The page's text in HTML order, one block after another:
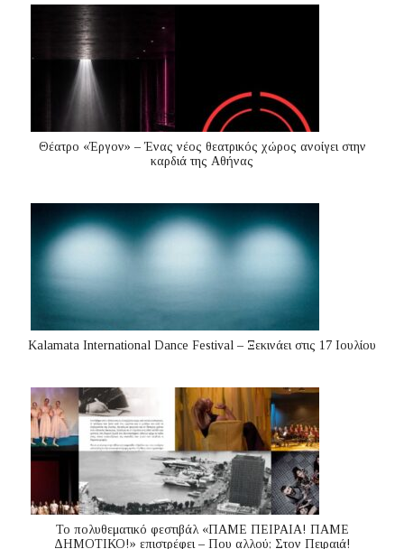
Θέατρο «Έργον» – Ένας νέος θεατρικός χώρος ανοίγει στην
καρδιά της Αθήνας
Kalamata International Dance Festival – Ξεκινάει στις 17 Ιουλίου
Το πολυθεματικό φεστιβάλ «ΠΑΜΕ ΠΕΙΡΑΙΑ! ΠΑΜΕ
ΔΗΜΟΤΙΚΟ!» επιστρέφει – Που αλλού; Στον Πειραιά!